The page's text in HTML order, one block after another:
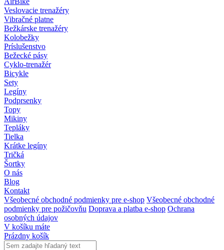
Veslovacie trenažéry
Vibračné platne
Bežkárske trenažéry
Kolobežky
Príslušenstvo
Bežecké pásy
Cyklo-trenažér
Bicykle
Sety
Legíny
Podprsenky
Topy
Mikiny
Tepláky
Tielka
Krátke legíny
Tričká
Šortky
O nás
Blog
Kontakt
Všeobecné obchodné podmienky pre e-shop Všeobecné obchodné
podmienky pre požičovňu Doprava a platba e-shop Ochrana
osobných údajov
V košíku máte
Prázdny košík